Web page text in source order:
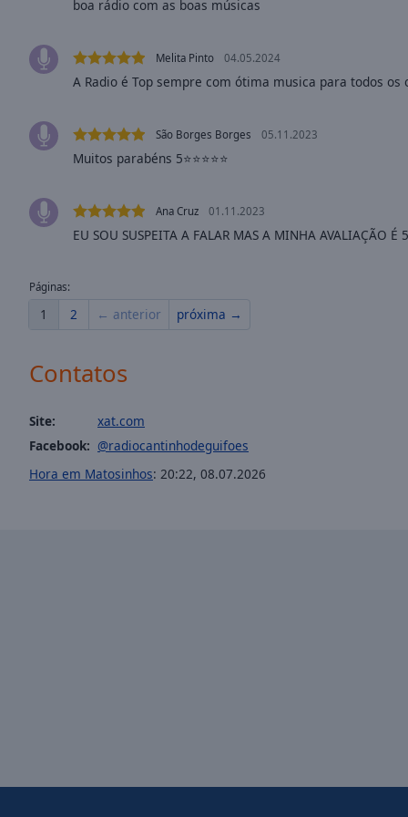
Modal
Dialog
dialog
boa rádio com as boas músicas
Melita Pinto 04.05.2024
A Radio é Top sempre com ótima musica para todos os
São Borges Borges 05.11.2023
Muitos parabéns 5⭐⭐⭐⭐⭐
Ana Cruz 01.11.2023
EU SOU SUSPEITA A FALAR MAS A MINHA AVALIAÇÃO É
Páginas:
1 2 ← anterior próxima →
Contatos
Site:
xat.com
Facebook: @radiocantinhodeguifoes
Hora em Matosinhos: 20:22, 08.07.2026